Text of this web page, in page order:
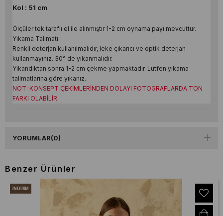
Kol : 51 cm
Ölçüler tek taraflı el ile alınmıştır 1-2 cm oynama payı mevcuttur.
Yıkama Talimatı
Renkli deterjan kullanılmalıdır, leke çıkarıcı ve optik deterjan
kullanmayınız. 30° de yıkanmalıdır.
Yıkandıktan sonra 1-2 cm çekme yapmaktadır. Lütfen yıkama
talimatlarına göre yıkanız.
NOT: KONSEPT ÇEKİMLERİNDEN DOLAYI FOTOGRAFLARDA TON
FARKI OLABİLİR.
YORUMLAR(0)
Benzer Ürünler
İNDIRIM